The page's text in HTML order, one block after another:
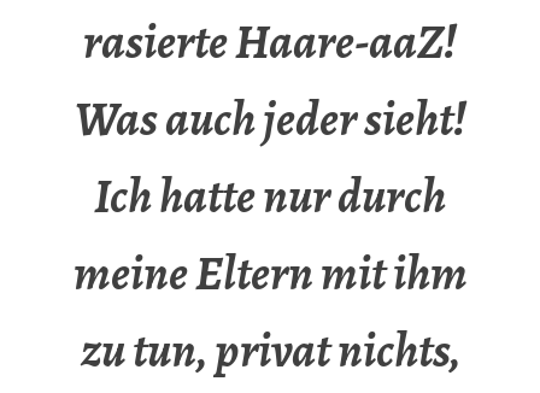
rasierte Haare-aaZ!
Was auch jeder sieht!
Ich hatte nur durch
meine Eltern mit ihm
zu tun, privat nichts,